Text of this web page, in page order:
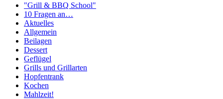
"Grill & BBQ School"
10 Fragen an…
Aktuelles
Allgemein
Beilagen
Dessert
Geflügel
Grills und Grillarten
Hopfentrank
Kochen
Mahlzeit!